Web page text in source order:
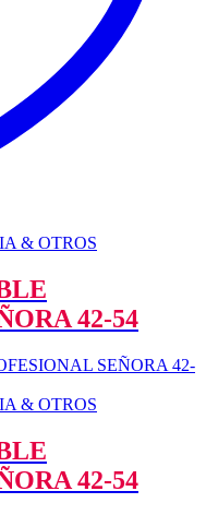
& OTROS
42-54
& OTROS
42-54